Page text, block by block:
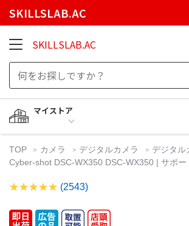
SKILLSLAB.AC
SKILLSLAB.AC
マイストア
TOP カメラ デジタルカメラ
デジタル
Cyber-shot DSC-WX350 DSC-WX350 | サポー
(2543)